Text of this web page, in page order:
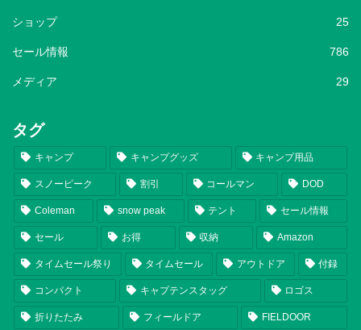
ショップ 25
セール情報 786
メディア 29
タグ
キャンプ キャンプグッズ キャンプ用品
スノーピーク 割引 コールマン DOD
Coleman snow peak テント セール情報
セール お得 収納 Amazon
タイムセール祭り タイムセール アウトドア 付録
コンパクト キャプテンスタッグ ロゴス
折りたたみ フィールドア FIELDOOR